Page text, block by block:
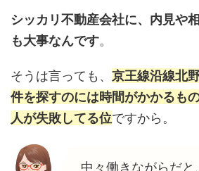
シッカリ不動産会社に、内見や
も大事なんです。
そうは言っても、 京王線沿線北
件を探すのには時間がかかるも
人が失敗してる位ですから。
中々働きながらだ